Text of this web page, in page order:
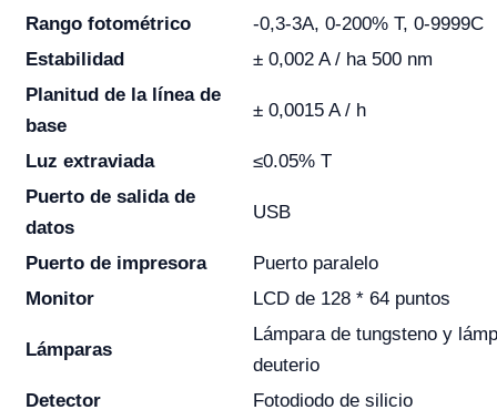
Rango fotométrico
-0,3-3A, 0-200% T, 0-9999C
Estabilidad
± 0,002 A / ha 500 nm
Planitud de la línea de
base
± 0,0015 A / h
Luz extraviada
≤0.05% T
Puerto de salida de
datos
USB
Puerto de impresora
Puerto paralelo
Monitor
LCD de 128 * 64 puntos
Lámparas
Lámpara de tungsteno y
deuterio
Detector
Fotodiodo de silicio